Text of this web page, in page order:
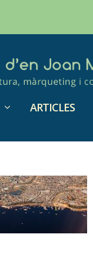
ARTICLES